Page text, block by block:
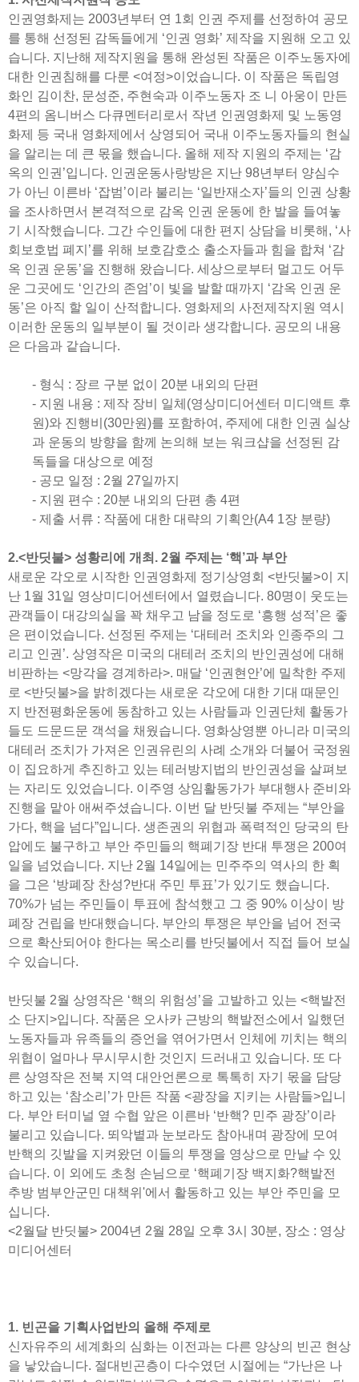
인권영화제는 2003년부터 연 1회 인권 주제를 선정하여 공모
를 통해 선정된 감독들에게 ‘인권 영화’ 제작을 지원해 오고 있
습니다. 지난해 제작지원을 통해 완성된 작품은 이주노동자에
대한 인권침해를 다룬 <여정>이었습니다. 이 작품은 독립영
화인 김이찬, 문성준, 주현숙과 이주노동자 조 니 아웅이 만든
4편의 옴니버스 다큐멘터리로서 작년 인권영화제 및 노동영
화제 등 국내 영화제에서 상영되어 국내 이주노동자들의 현실
을 알리는 데 큰 몫을 했습니다. 올해 제작 지원의 주제는 ‘감
옥의 인권’입니다. 인권운동사랑방은 지난 98년부터 양심수
가 아닌 이른바 ‘잡범’이라 불리는 ‘일반재소자’들의 인권 상황
을 조사하면서 본격적으로 감옥 인권 운동에 한 발을 들여놓
기 시작했습니다. 그간 수인들에 대한 편지 상담을 비롯해, ‘사
회보호법 폐지’를 위해 보호감호소 출소자들과 힘을 합쳐 ‘감
옥 인권 운동’을 진행해 왔습니다. 세상으로부터 멀고도 어두
운 그곳에도 ‘인간의 존엄’이 빛을 발할 때까지 ‘감옥 인권 운
동’은 아직 할 일이 산적합니다. 영화제의 사전제작지원 역시
이러한 운동의 일부분이 될 것이라 생각합니다. 공모의 내용
은 다음과 같습니다.
- 형식 : 장르 구분 없이 20분 내외의 단편
- 지원 내용 : 제작 장비 일체(영상미디어센터 미디액트 후
원)와 진행비(30만원)를 포함하여, 주제에 대한 인권 실상
과 운동의 방향을 함께 논의해 보는 워크샵을 선정된 감
독들을 대상으로 예정
- 공모 일정 : 2월 27일까지
- 지원 편수 : 20분 내외의 단편 총 4편
- 제출 서류 : 작품에 대한 대략의 기획안(A4 1장 분량)
2.<반딧불> 성황리에 개최. 2월 주제는 ‘핵’과 부안
새로운 각오로 시작한 인권영화제 정기상영회 <반딧불>이 지
난 1월 31일 영상미디어센터에서 열렸습니다. 80명이 웃도는
관객들이 대강의실을 꽉 채우고 남을 정도로 ‘흥행 성적’은 좋
은 편이었습니다. 선정된 주제는 ‘대테러 조치와 인종주의 그
리고 인권’. 상영작은 미국의 대테러 조치의 반인권성에 대해
비판하는 <망각을 경계하라>. 매달 ‘인권현안’에 밀착한 주제
로 <반딧불>을 밝히겠다는 새로운 각오에 대한 기대 때문인
지 반전평화운동에 동참하고 있는 사람들과 인권단체 활동가
들도 드문드문 객석을 채웠습니다. 영화상영뿐 아니라 미국의
대테러 조치가 가져온 인권유린의 사례 소개와 더불어 국정원
이 집요하게 추진하고 있는 테러방지법의 반인권성을 살펴보
는 자리도 있었습니다. 이주영 상임활동가가 부대행사 준비와
진행을 맡아 애써주셨습니다. 이번 달 반딧불 주제는 “부안을
가다, 핵을 넘다”입니다. 생존권의 위협과 폭력적인 당국의 탄
압에도 불구하고 부안 주민들의 핵폐기장 반대 투쟁은 200여
일을 넘었습니다. 지난 2월 14일에는 민주주의 역사의 한 획
을 그은 ‘방폐장 찬성?반대 주민 투표’가 있기도 했습니다.
70%가 넘는 주민들이 투표에 참석했고 그 중 90% 이상이 방
폐장 건립을 반대했습니다. 부안의 투쟁은 부안을 넘어 전국
으로 확산되어야 한다는 목소리를 반딧불에서 직접 들어 보실
수 있습니다.
반딧불 2월 상영작은 ‘핵의 위험성’을 고발하고 있는 <핵발전
소 단지>입니다. 작품은 오사카 근방의 핵발전소에서 일했던
노동자들과 유족들의 증언을 엮어가면서 인체에 끼치는 핵의
위협이 얼마나 무시무시한 것인지 드러내고 있습니다. 또 다
른 상영작은 전북 지역 대안언론으로 톡톡히 자기 몫을 담당
하고 있는 ‘참소리’가 만든 작품 <광장을 지키는 사람들>입니
다. 부안 터미널 옆 수협 앞은 이른바 ‘반핵? 민주 광장’이라
불리고 있습니다. 뙤악볕과 눈보라도 참아내며 광장에 모여
반핵의 깃발을 지켜왔던 이들의 투쟁을 영상으로 만날 수 있
습니다. 이 외에도 초청 손님으로 ‘핵폐기장 백지화?핵발전
추방 범부안군민 대책위'에서 활동하고 있는 부안 주민을 모
십니다.
<2월달 반딧불> 2004년 2월 28일 오후 3시 30분, 장소 : 영상
미디어센터
1. 빈곤을 기획사업반의 올해 주제로
신자유주의 세계화의 심화는 이전과는 다른 양상의 빈곤 현상
을 낳았습니다. 절대빈곤층이 다수였던 시절에는 “가난은 나